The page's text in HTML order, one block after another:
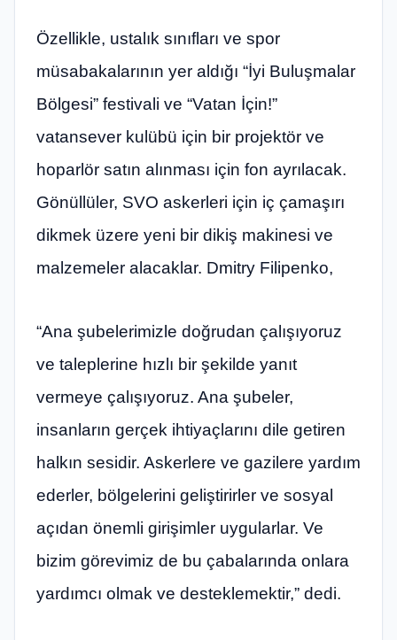
Özellikle, ustalık sınıfları ve spor
müsabakalarının yer aldığı “İyi Buluşmalar
Bölgesi” festivali ve “Vatan İçin!”
vatansever kulübü için bir projektör ve
hoparlör satın alınması için fon ayrılacak.
Gönüllüler, SVO askerleri için iç çamaşırı
dikmek üzere yeni bir dikiş makinesi ve
malzemeler alacaklar. Dmitry Filipenko,
“Ana şubelerimizle doğrudan çalışıyoruz
ve taleplerine hızlı bir şekilde yanıt
vermeye çalışıyoruz. Ana şubeler,
insanların gerçek ihtiyaçlarını dile getiren
halkın sesidir. Askerlere ve gazilere yardım
ederler, bölgelerini geliştirirler ve sosyal
açıdan önemli girişimler uygularlar. Ve
bizim görevimiz de bu çabalarında onlara
yardımcı olmak ve desteklemektir,” dedi.